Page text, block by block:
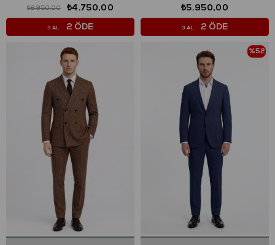
₺4.750,00
₺8.950,00
3 AL 2 ÖDE
₺5.950,00
3 AL 2 ÖDE
%52